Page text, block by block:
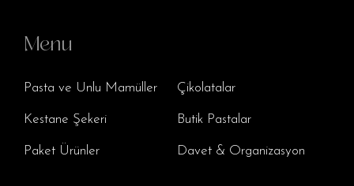
Menu
Pasta ve Unlu Mamüller Çikolatalar
Kestane Şekeri Butik Pastalar
Paket Ürünler Davet & Organizasyon